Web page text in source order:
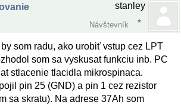
stanley
Návštevník
som radu, ako urobiť vstup cez LPT
som sa vyskusat funkciu inb. PC
stlacenie tlacidla mikrospinaca.
pin 25 (GND) a pin 1 cez rezistor
sa skratu). Na adrese 37Ah som